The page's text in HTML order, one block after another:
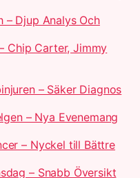
– Djup Analys Och
Chip Carter, Jimmy
– Säker Diagnos
– Nya Evenemang
– Nyckel till Bättre
– Snabb Översikt